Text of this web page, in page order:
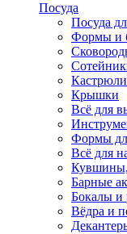
Посуда
Посуда
Формы и
Крышки
Всё для
Формы
Всё для
Кувшины,
Барные
Бокалы
Вёдра и